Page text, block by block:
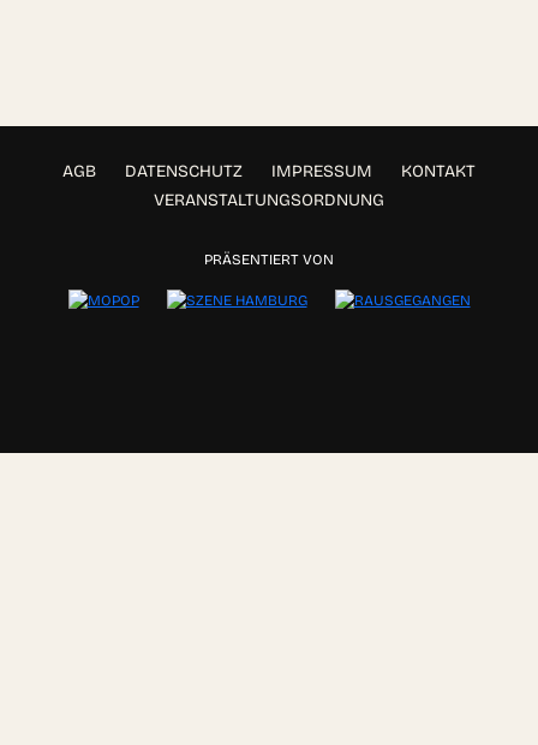
AGB DATENSCHUTZ IMPRESSUM
KONTAKT
VERANSTALTUNGSORDNUNG
PRÄSENTIERT VON